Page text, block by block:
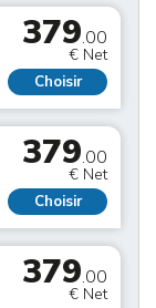
379.00
€ Net
Choisir
379.00
€ Net
Choisir
379.00
€ Net